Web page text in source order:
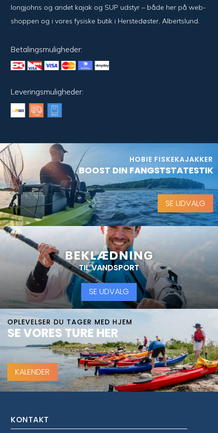
long­johns og andet kajak og SUP udstyr – både her på web­
shoppen og i vores fysiske butik i Her­sted­øster, Alberts­lund.
Betalingsmuligheder:
Leveringsmuligheder:
HOBIE FISKEKAJAKKER
BOOST DIN FANGSTSTATESTIK
SE UDVALG
BEKLÆDNING
TIL VANDSPORT
SE UDVALG
OPLEVELSER DU TAGER MED HJEM
SE VORES TURE HER
KALENDER
KONTAKT